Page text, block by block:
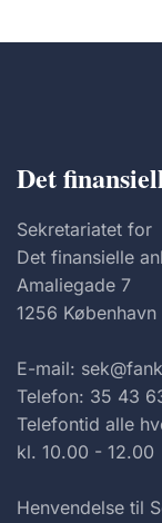
Det
Sekretariatet for
Det finansielle
Amaliegade 7
1256 København
E-mail:
Telefon: 35 43
Telefontid alle
kl. 10.00 - 12.00
Henvendelse til